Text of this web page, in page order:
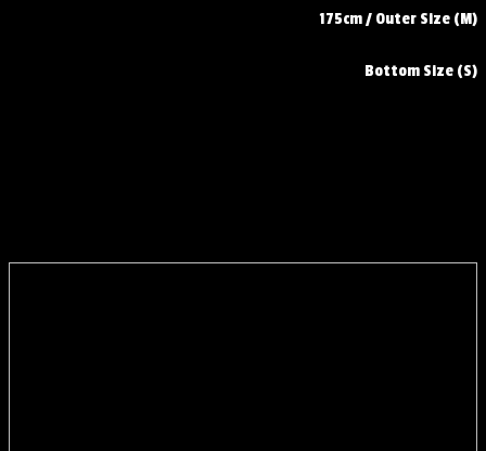
175cm / Outer Size (M)
Bottom Size (S)